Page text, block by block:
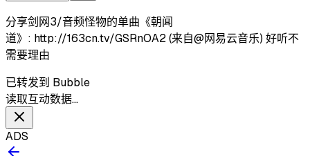
分享剑网3/音频怪物的单曲《朝闻
道》: http://163cn.tv/GSRnOA2 (来自@网易云音乐) 好听不
需要理由
已转发到 Bubble
读取互动数据…
ADS